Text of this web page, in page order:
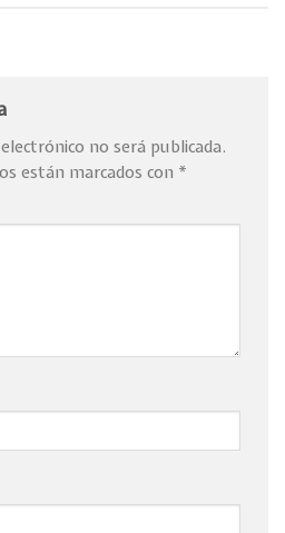
no será publicada.
están marcados con *